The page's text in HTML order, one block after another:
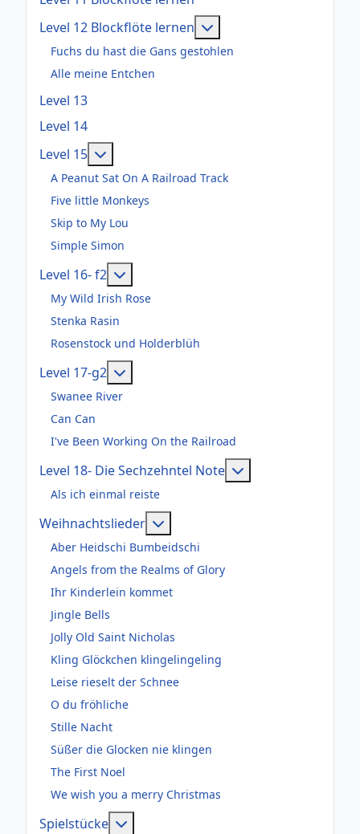
Level 12 Blockflöte lernen
Fuchs du hast die Gans gestohlen
Alle meine Entchen
Level 13
Level 14
Level 15
A Peanut Sat On A Railroad Track
Five little Monkeys
Skip to My Lou
Simple Simon
Level 16- f2
My Wild Irish Rose
Stenka Rasin
Rosenstock und Holderblüh
Level 17-g2
Swanee River
Can Can
I've Been Working On the Railroad
Level 18- Die Sechzehntel Note
Als ich einmal reiste
Weihnachtslieder
Aber Heidschi Bumbeidschi
Angels from the Realms of Glory
Ihr Kinderlein kommet
Jingle Bells
Jolly Old Saint Nicholas
Kling Glöckchen klingelingeling
Leise rieselt der Schnee
O du fröhliche
Stille Nacht
Süßer die Glocken nie klingen
The First Noel
We wish you a merry Christmas
Spielstücke